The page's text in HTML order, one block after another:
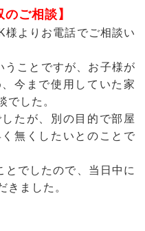
ご相談】
様よりお電話でご相談い
うことですが、お子様が
今まで使用していた家
でした。
たが、別の目的で部屋
無くしたいとのことで
とでしたので、当日中に
きました。